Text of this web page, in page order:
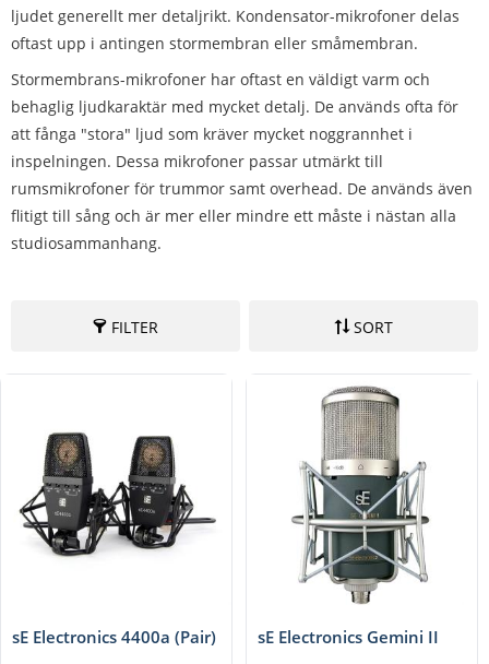
ljudet generellt mer detaljrikt. Kondensator-mikrofoner delas
oftast upp i antingen stormembran eller småmembran.
Stormembrans-mikrofoner har oftast en väldigt varm och
behaglig ljudkaraktär med mycket detalj. De används ofta för
att fånga "stora" ljud som kräver mycket noggrannhet i
inspelningen. Dessa mikrofoner passar utmärkt till
rumsmikrofoner för trummor samt overhead. De används även
flitigt till sång och är mer eller mindre ett måste i nästan alla
studiosammanhang.
FILTER SORT
sE Electronics 4400a (Pair) sE Electronics Gemini II